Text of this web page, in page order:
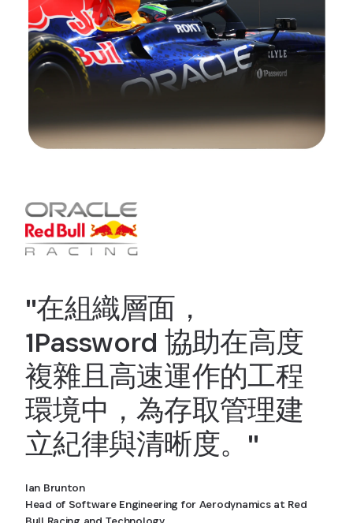
"在組織層面，
1Password 協助在高度
複雜且高速運作的工程
環境中，為存取管理建
立紀律與清晰度。"
Ian Brunton
Head of Software Engineering for Aerodynamics at Red